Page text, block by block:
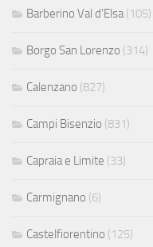
Barberino Val d'Elsa(105)
Borgo San Lorenzo (314)
Calenzano (827)
Campi Bisenzio (831)
Capraia e Limite (33)
Carmignano (6)
Castelfiorentino (125)